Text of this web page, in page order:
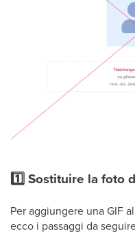
1️⃣ Sostituire la foto
Per aggiungere una GIF
ecco i passaggi da